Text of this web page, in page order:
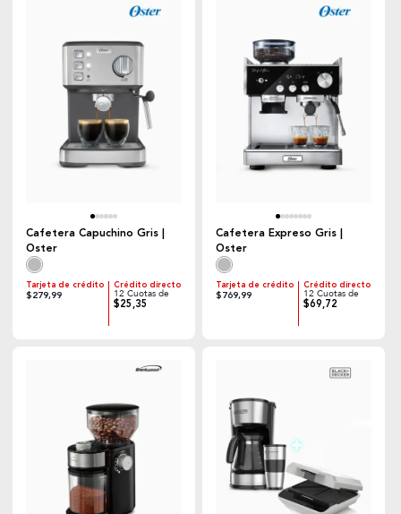
Cafetera Capuchino Gris |
Oster
Tarjeta de crédito
$279,99
Crédito directo
12 Cuotas de
$25,35
Cafetera Expreso Gris |
Oster
Tarjeta de crédito
$769,99
Crédito directo
12 Cuotas de
$69,72